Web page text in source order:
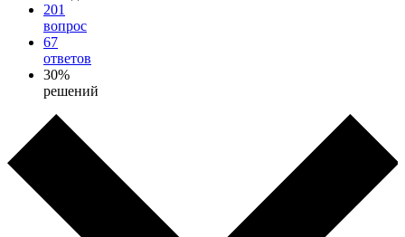
201
вопрос
67
ответов
30%
решений